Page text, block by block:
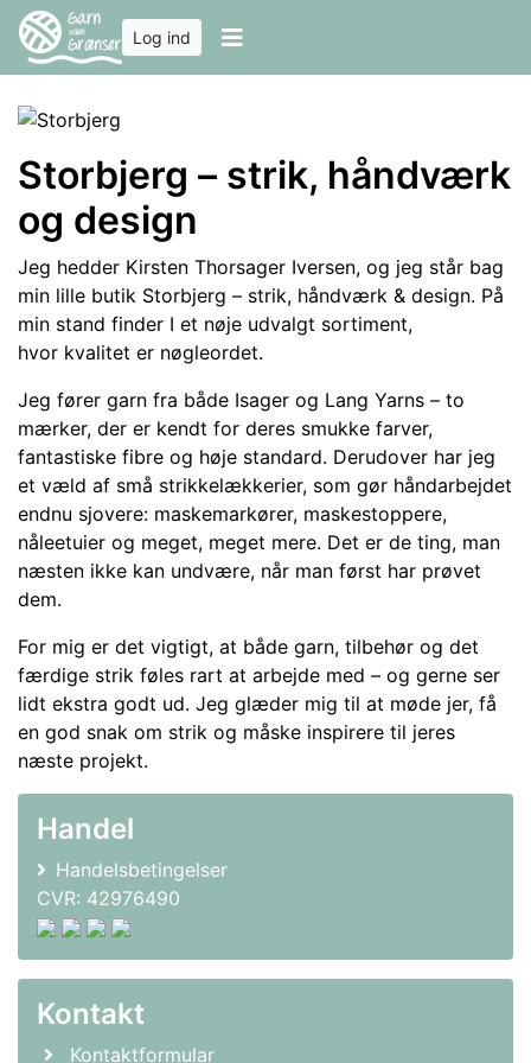
Log ind
Storbjerg – strik, håndværk
og design
Jeg hedder Kirsten Thorsager Iversen, og jeg står bag
min lille butik Storbjerg – strik, håndværk & design. På
min stand finder I et nøje udvalgt sortiment,
hvor kvalitet er nøgleordet.
Jeg fører garn fra både Isager og Lang Yarns – to
mærker, der er kendt for deres smukke farver,
fantastiske fibre og høje standard. Derudover har jeg
et væld af små strikkelækkerier, som gør håndarbejdet
endnu sjovere: maskemarkører, maskestoppere,
nåleetuier og meget, meget mere. Det er de ting, man
næsten ikke kan undvære, når man først har prøvet
dem.
For mig er det vigtigt, at både garn, tilbehør og det
færdige strik føles rart at arbejde med – og gerne ser
lidt ekstra godt ud. Jeg glæder mig til at møde jer, få
en god snak om strik og måske inspirere til jeres
næste projekt.
Handel
Handelsbetingelser
CVR: 42976490
Kontakt
Kontaktformular